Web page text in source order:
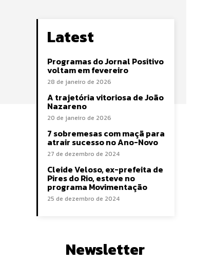
Latest
Programas do Jornal Positivo
voltam em fevereiro
28 de janeiro de 2026
A trajetória vitoriosa de João
Nazareno
20 de janeiro de 2026
7 sobremesas com maçã para
atrair sucesso no Ano-Novo
27 de dezembro de 2024
Cleide Veloso, ex-prefeita de
Pires do Rio, esteve no
programa Movimentação
25 de dezembro de 2024
Newsletter